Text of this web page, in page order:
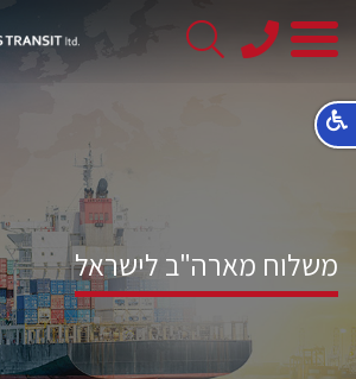
08-
8563145
משלוח מארה"ב לישראל